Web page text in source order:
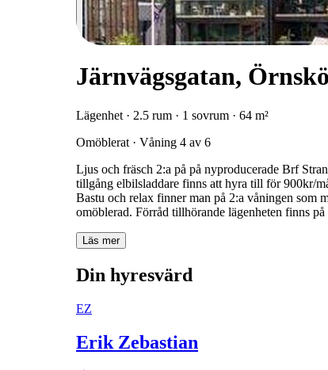
Järnvägsgatan,
Lägenhet · 2.5 rum · 1 sovrum · 64 m²
Omöblerat · Våning 4 av 6
Ljus och fräsch 2:a på på nyproducerade Brf
tillgång elbilsladdare finns att hyra till för 900kr/
Bastu och relax finner man på 2:a våningen som
omöblerad. Förråd tillhörande lägenheten finns på
Läs mer
Din hyresvärd
EZ
Erik Zebastian